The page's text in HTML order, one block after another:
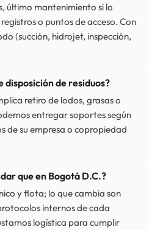
último mantenimiento si lo
o puntos de acceso. Con
(succión, hidrojet, inspección,
disposición de residuos?
retiro de lodos, grasas o
entregar soportes según
de su empresa o copropiedad
que en Bogotá D.C.?
y flota; lo que cambia son
internos de cada
logística para cumplir